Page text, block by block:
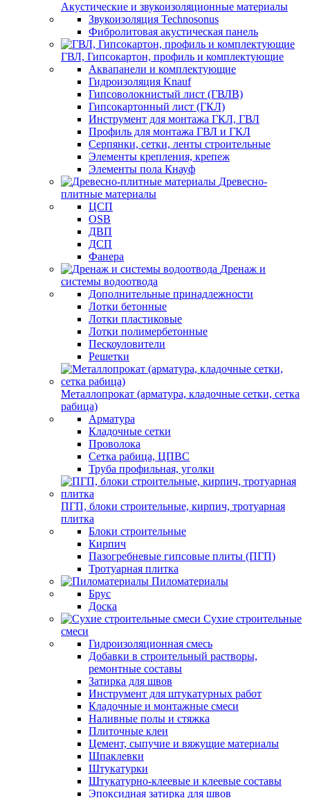
Акустические и звукоизоляционные материалы
Звукоизоляция Technosonus
Фибролитовая акустическая панель
ГВЛ, Гипсокартон, профиль и комплектующие
Аквапанели и комплектующие
Гидроизоляция Knauf
Гипсоволокнистый лист (ГВЛВ)
Гипсокартонный лист (ГКЛ)
Инструмент для монтажа ГКЛ, ГВЛ
Профиль для монтажа ГВЛ и ГКЛ
Серпянки, сетки, ленты строительные
Элементы крепления, крепеж
Элементы пола Кнауф
Древесно-
плитные материалы
ЦСП
OSB
ДВП
ДСП
Фанера
Дренаж и
системы водоотвода
Дополнительные принадлежности
Лотки бетонные
Лотки пластиковые
Лотки полимербетонные
Пескоуловители
Решетки
Металлопрокат (арматура, кладочные сетки, сетка
рабица)
Арматура
Кладочные сетки
Проволока
Сетка рабица, ЦПВС
Труба профильная, уголки
ПГП, блоки строительные, кирпич, тротуарная
плитка
Блоки строительные
Кирпич
Пазогребневые гипсовые плиты (ПГП)
Тротуарная плитка
Пиломатериалы
Брус
Доска
Сухие строительные
смеси
Гидроизоляционная смесь
Добавки в строительный растворы,
ремонтные составы
Затирка для швов
Инструмент для штукатурных работ
Кладочные и монтажные смеси
Наливные полы и стяжка
Плиточные клеи
Цемент, сыпучие и вяжущие материалы
Шпаклевки
Штукатурки
Штукатурно-клеевые и клеевые составы
Эпоксидная затирка для швов